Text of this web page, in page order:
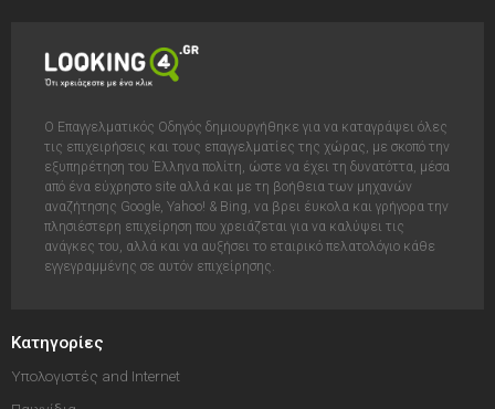
Ο Επαγγελματικός Οδηγός δημιουργήθηκε για να καταγράψει όλες
τις επιχειρήσεις και τους επαγγελματίες της χώρας, με σκοπό την
εξυπηρέτηση του Έλληνα πολίτη, ώστε να έχει τη δυνατόττα, μέσα
από ένα εύχρηστο site αλλά και με τη βοήθεια των μηχανών
αναζήτησης Google, Yahoo! & Bing, να βρει έυκολα και γρήγορα την
πλησιέστερη επιχείρηση που χρειάζεται για να καλύψει τις
ανάγκες του, αλλά και να αυξήσει το εταιρικό πελατολόγιο κάθε
εγγεγραμμένης σε αυτόν επιχείρησης.
Κατηγορίες
Υπολογιστές and Internet